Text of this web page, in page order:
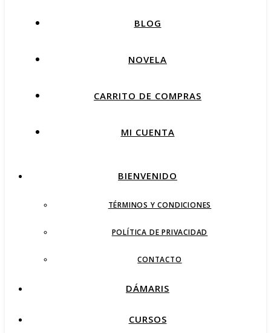
BLOG
NOVELA
CARRITO DE COMPRAS
MI CUENTA
BIENVENIDO
TÉRMINOS Y CONDICIONES
POLÍTICA DE PRIVACIDAD
CONTACTO
DÁMARIS
CURSOS